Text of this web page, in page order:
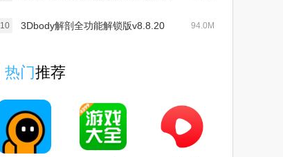
10 3Dbody解剖全功能解锁版v8.8.20 94.0M
热门推荐